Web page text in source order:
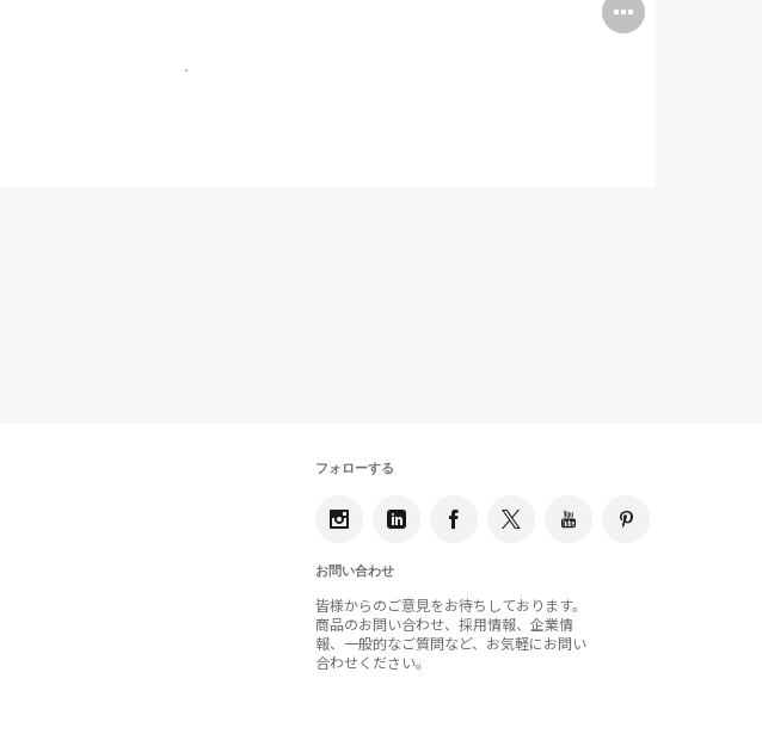
Open
フォローする
お問い合わせ
皆様からのご意見をお待ちしております。
商品のお問い合わせ、採用情報、企業情
報、一般的なご質問など、お気軽にお問い
合わせください。